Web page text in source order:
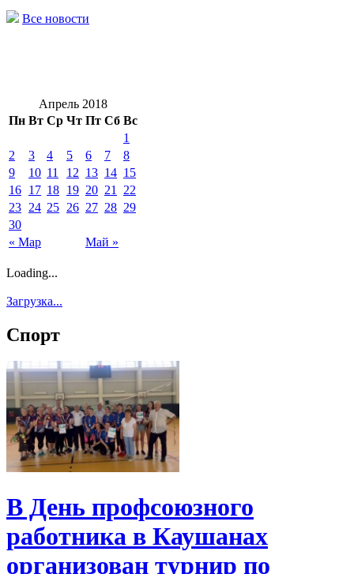
Все новости
Апрель 2018
Пн Вт Ср Чт Пт Сб Вс
« Мар Май »
1
2
3 4 5 6 7
8
9
10 11 12 13 14 15
16 17 18 19 20 21
22
23 24 25 26 27 28 29
30
Loading...
Загрузка...
Спорт
В День профсоюзного
работника в Каушанах
организован турнир по